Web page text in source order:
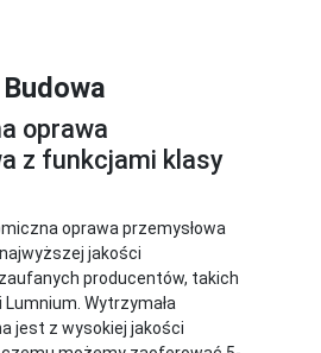
Budowa
oprawa
z funkcjami klasy
oprawa przemysłowa
jakości
producentów, takich
Lumnium. Wytrzymała
jest z wysokiej jakości